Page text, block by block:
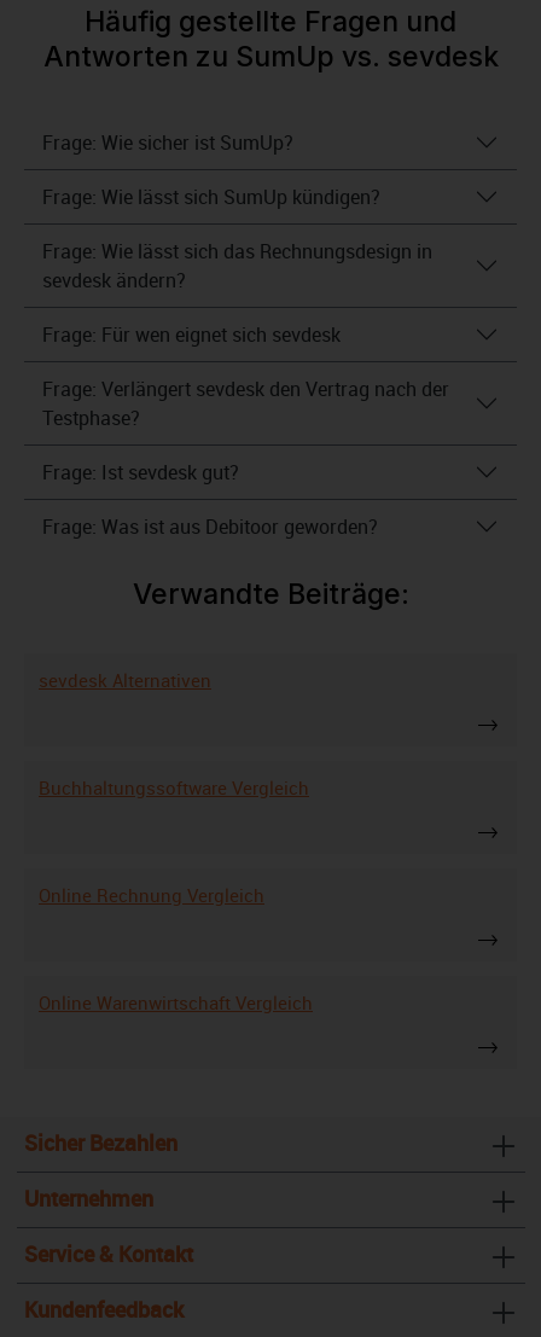
Häufig gestellte Fragen und
Antworten zu SumUp vs. sevdesk
Frage: Wie sicher ist SumUp?
Frage: Wie lässt sich SumUp kündigen?
Frage: Wie lässt sich das Rechnungsdesign in
sevdesk ändern?
Frage: Für wen eignet sich sevdesk
Frage: Verlängert sevdesk den Vertrag nach der
Testphase?
Frage: Ist sevdesk gut?
Frage: Was ist aus Debitoor geworden?
Verwandte Beiträge:
sevdesk Alternativen
Buchhaltungssoftware Vergleich
Online Rechnung Vergleich
Online Warenwirtschaft Vergleich
Sicher Bezahlen
Unternehmen
Service & Kontakt
Kundenfeedback